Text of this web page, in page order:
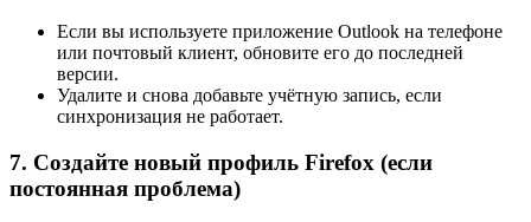
Если вы используете приложение Outlook на телефоне
или почтовый клиент, обновите его до последней
версии.
Удалите и снова добавьте учётную запись, если
синхронизация не работает.
7. Создайте новый профиль Firefox (если
постоянная проблема)